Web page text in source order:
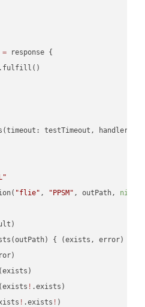
= response {
testTimeout, handler:
"flie" , "PPSM" , outPath, nil
{ (exists, error) ->
(exists)
(exists ! .exists)
! .exists ! )